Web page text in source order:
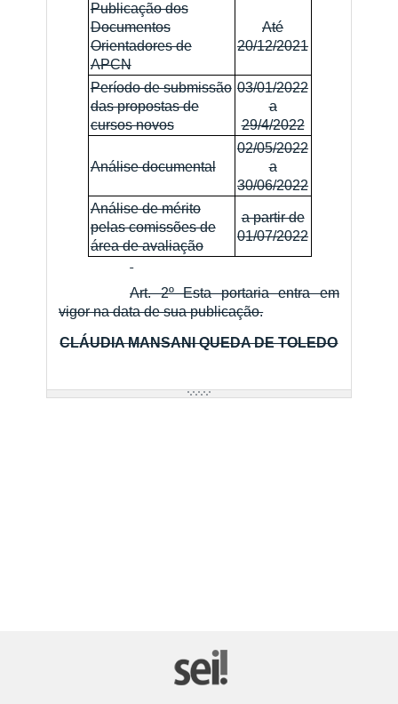
Publicação dos
Documentos
Orientadores de
APCN
Até
20/12/2021
Período de submissão
das propostas de
cursos novos
03/01/2022
a
29/4/2022
Análise documental
02/05/2022
a
30/06/2022
Análise de mérito
pelas comissões de
área de avaliação
a partir de
01/07/2022
Art. 2º Esta portaria entra em
vigor na data de sua publicação.
CLÁUDIA MANSANI QUEDA DE TOLEDO